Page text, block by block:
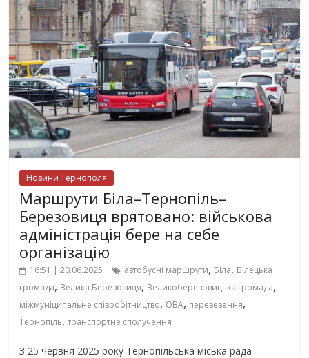
Новини Тернополя
Маршрути Біла–Тернопіль–
Березовиця врятовано: військова
адміністрація бере на себе
організацію
16:51 | 20.06.2025 автобусні маршрути, Біла, Білецька
громада, Велика Березовиця, Великоберезовицька громада,
міжмуніципальне співробітництво, ОВА, перевезення,
Тернопіль,транспортне сполучення
З 25 червня 2025 року Тернопільська міська рада